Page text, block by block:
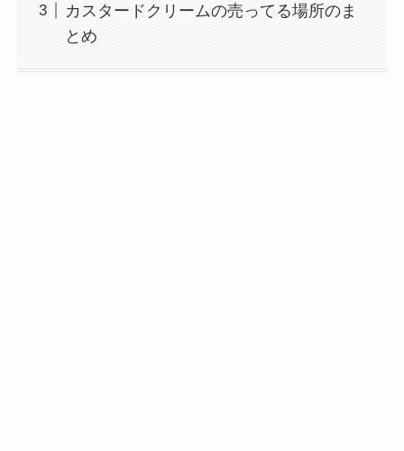
カスタードクリームの売ってる場所のま
とめ